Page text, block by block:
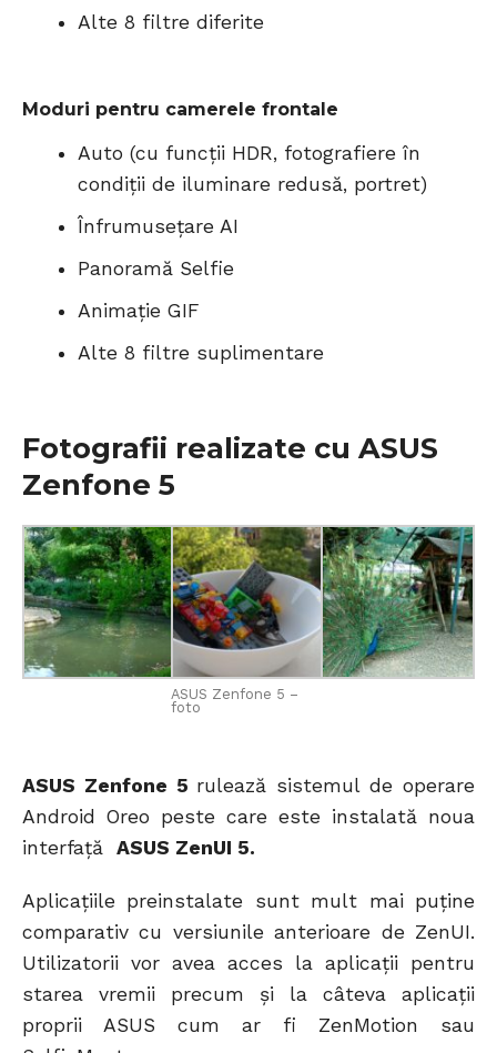
Alte 8 filtre diferite
Moduri pentru camerele frontale
Auto (cu funcții HDR, fotografiere în
condiții de iluminare redusă, portret)
Înfrumusețare AI
Panoramă Selfie
Animație GIF
Alte 8 filtre suplimentare
Fotografii realizate cu ASUS
Zenfone 5
ASUS Zenfone 5 –
foto
ASUS Zenfone 5 rulează sistemul de operare
Android Oreo peste care este instalată noua
interfață ASUS ZenUI 5.
Aplicațiile preinstalate sunt mult mai puține
comparativ cu versiunile anterioare de ZenUI.
Utilizatorii vor avea acces la aplicații pentru
starea vremii precum și la câteva aplicații
proprii ASUS cum ar fi ZenMotion sau